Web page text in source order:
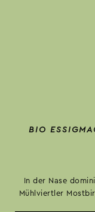
BIO
In der Nase
Mühlviertler